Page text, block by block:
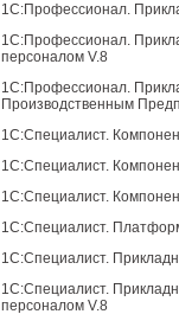
1С:Профессионал.
1С:Профессионал.
персоналом V.8
1С:Профессионал.
Производственным
1С:Специалист.
1С:Специалист.
1С:Специалист.
1С:Специалист.
1С:Специалист.
1С:Специалист.
персоналом V.8